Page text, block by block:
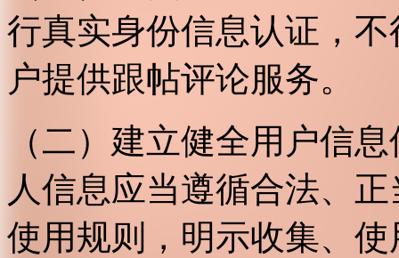
行真实身份信息认证，
户提供跟帖评论服务。
（二）建立健全用户信
人信息应当遵循合法、
使用规则，明示收集、